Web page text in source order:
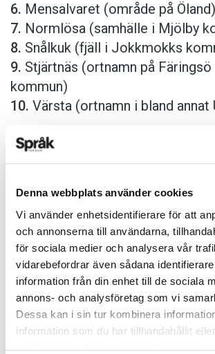
Denna webbplats använder cookies
Vi använder enhetsidentifierare för att
och annonserna till användarna,
för sociala medier och analysera vår
vidarebefordrar även sådana
information från din enhet till de sociala
annons- och analysföretag som vi
Dessa kan i sin tur kombinera
information som du har tillhandahållit
samlat in när du har använt deras
6. Mensalvaret (område på Öland)
7. Normlösa (samhälle i Mjölby
8. Snålkuk (fjäll i Jokkmokks
9. Stjärtnäs (ortnamn på
kommun)
10. Värsta (ortnamn i bland annat
Kandidaterna till Sveriges
1.Gullringen (ort i Vimmerby
Klockrike (samhälle i Motala
4. Kärleken (stadsdel i Halmstad)
5.Läppapuss (vattendrag i
nationalpark)
6.Midsommarkransen (stadsdel i
7.Morgongåva (tätort i Uppsala
8.Månasken (ortnamn i Blekinge)
9.Mörkret (by i Älvdalens